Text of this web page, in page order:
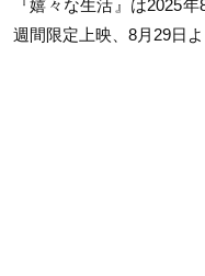
『嬉々な生活』は2025
週間限定上映、8月29日よ